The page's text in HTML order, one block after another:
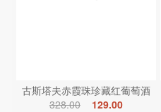
古斯塔夫赤霞珠珍藏红葡萄酒
328.00
129.00